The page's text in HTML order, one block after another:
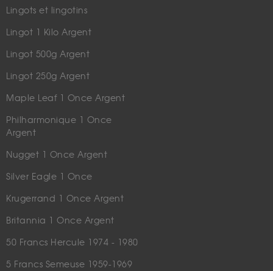
Lingots et lingotins
Lingot 1 Kilo Argent
Lingot 500g Argent
Lingot 250g Argent
Maple Leaf 1 Once Argent
Philharmonique 1 Once
Argent
Nugget 1 Once Argent
Silver Eagle 1 Once
Krugerrand 1 Once Argent
Britannia 1 Once Argent
50 Francs Hercule 1974 - 1980
5 Francs Semeuse 1959-1969